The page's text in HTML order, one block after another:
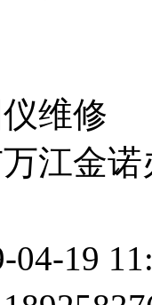
维修
江金
04-19